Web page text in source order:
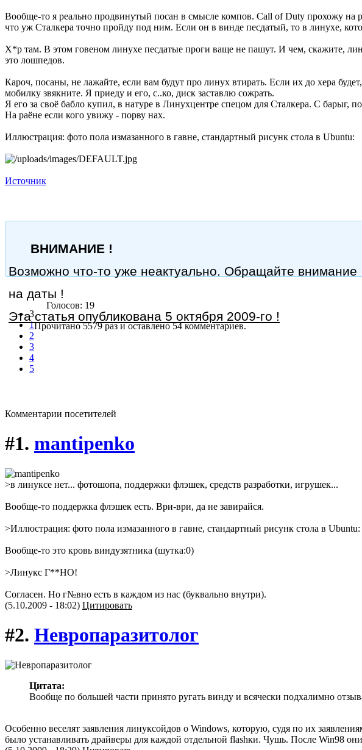
Вообще-то я реально продвинутый посан в смысле компов. Call of Duty прохожу на
что уж Сталкера точно пройду под ним. Если он в винде песдатый, то в линухе,
Х*р там. В этом говеном линухе песдатые проги ваще не пашут. И чем, скажите,
это лошпедов.
Кароч, посаны, не лажайте, если вам будут про линух втирать. Если их до хера
мобилку звякните. Я приеду и его, с..ко, диск заставлю сожрать.
Я его за своё бабло купил, в натуре в Линухцентре спецом для Сталкера. С барыг,
На раёне если кого увижу - порву нах.
Иллюстрация: фото пола измазанного в гавне, стандартный рисунк стола в Ubuntu:
Источник
ВНИМАНИЕ !
Возможно что-то уже неактуально. Обращайте внимание
на даты !
Эта статья опубликована 5 октября 2009-го !
3
1
2
3
4
5
Голосов: 19
Прочитано 5579 рази оставлено 54 комментариев.
Комментарии посетителей
#1. mantipenko
>в линуксе нет... фотошопа, поддержки флэшек, средств разработки, игрушек...
Вообще-то поддержка флэшек есть. Ври-ври, да не завирайся.
>Иллюстрация: фото пола измазанного в гавне, стандартный рисунк стола в Ubuntu:
Вообще-то это кровь виндузятника (шутка:0)
>Линукс Г**НО!
Согласен. Но г№вно есть в каждом из нас (буквально внутри).
(5.10.2009 - 18:02) Цитировать
#2. Невропаразитолог
Цитата:
Вообще по большей части принято ругать винду и всячески подхалимно
Особенно веселят заявления линуксойдов о Windows, которую, судя по их
было устанавливать драйверы для каждой отдельной flashки. Чушь. После Win98